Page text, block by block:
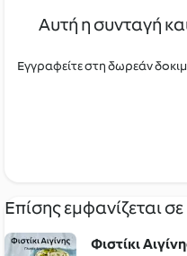
Αυτή η συνταγή
Εγγραφείτε στη δωρεάν
Επίσης εμφανίζεται σε
Φιστίκι